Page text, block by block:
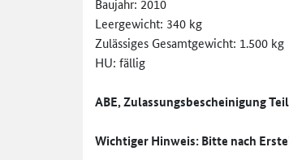
Leergewicht: 340 kg
Zulässiges Gesamtgewicht: 1.500 kg
HU: fällig
ABE, Zulassungsbescheinigung
Wichtiger Hinweis: Bitte nach